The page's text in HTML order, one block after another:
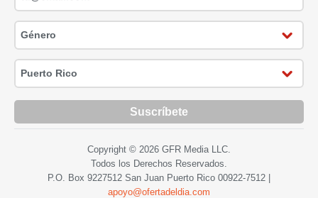
Suscríbete
Copyright © 2026 GFR Media LLC.
Todos los Derechos Reservados.
P.O. Box 9227512 San Juan Puerto Rico 00922-7512 |
apoyo@ofertadeldia.com